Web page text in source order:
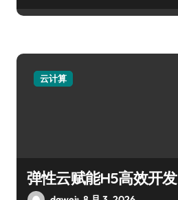
云计算
弹性云赋能H5高效开发